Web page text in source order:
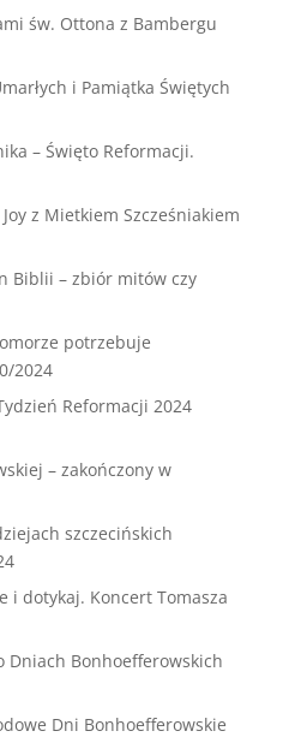
św. Ottona z Bambergu
i Pamiątka Świętych
– Święto Reformacji.
z Mietkiem Szcześniakiem
Biblii – zbiór mitów czy
potrzebuje
2024
Reformacji 2024
– zakończony w
szczecińskich
i dotykaj. Koncert Tomasza
Dniach Bonhoefferowskich
Dni Bonhoefferowskie